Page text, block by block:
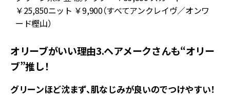
￥25,850ニット ￥9,900（すべてアンクレイヴ／オンワ
ード樫山）
オリーブがいい理由3.ヘアメークさんも“オリー
ブ”推し！
グリーンほど沈まず、肌なじみが良いのでつけやすい！